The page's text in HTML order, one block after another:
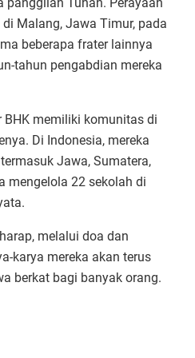
Malang, Jawa Timur, pada
beberapa frater lainnya
tahun pengabdian mereka
BHK memiliki komunitas di
Di Indonesia, mereka
Jawa, Sumatera,
mengelola 22 sekolah di
melalui doa dan
karya mereka akan terus
berkat bagi banyak orang.